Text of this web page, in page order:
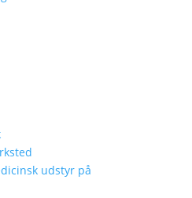
udstyr på